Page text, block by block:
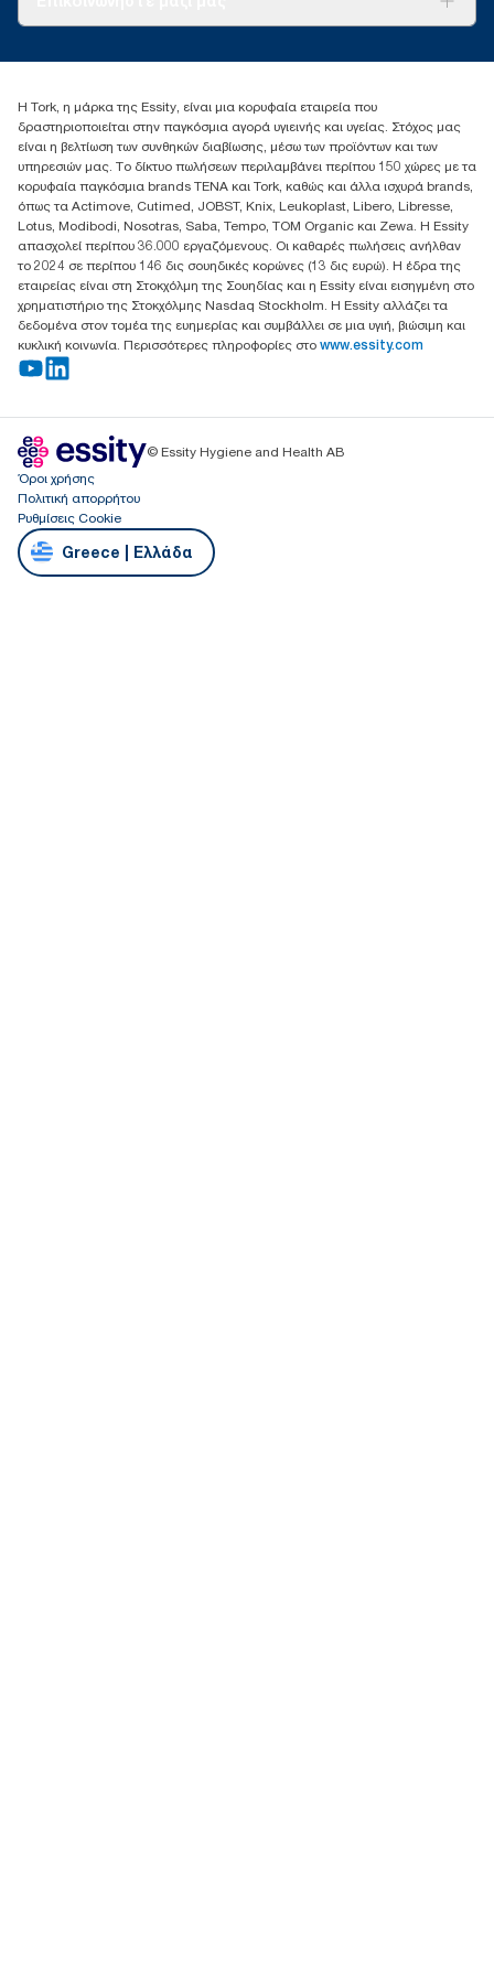
+302102705722
17th klm.National Road Athens-Lamia &2 Kalamatas
14564 N.Kifissia, Athens-Greece
Mob: +306932474930 (για Ελλάδα & Κύπρο)
Η Tork, η μάρκα της Essity, είναι μια κορυφαία εταιρεία που
δραστηριοποιείται στην παγκόσμια αγορά υγιεινής και υγείας. Στόχος μας
είναι η βελτίωση των συνθηκών διαβίωσης, μέσω των προϊόντων και των
υπηρεσιών μας. Το δίκτυο πωλήσεων περιλαμβάνει περίπου 150 χώρες με τα
κορυφαία παγκόσμια brands TENA και Tork, καθώς και άλλα ισχυρά brands,
όπως τα Actimove, Cutimed, JOBST, Knix, Leukoplast, Libero, Libresse,
Lotus, Modibodi, Nosotras, Saba, Tempo, TOM Organic και Zewa. Η Essity
απασχολεί περίπου 36.000 εργαζόμενους. Οι καθαρές πωλήσεις ανήλθαν
το 2024 σε περίπου 146 δις σουηδικές κορώνες (13 δις ευρώ). Η έδρα της
εταιρείας είναι στη Στοκχόλμη της Σουηδίας και η Essity είναι εισηγμένη στο
χρηματιστήριο της Στοκχόλμης Nasdaq Stockholm. Η Essity αλλάζει τα
δεδομένα στον τομέα της ευημερίας και συμβάλλει σε μια υγιή, βιώσιμη και
κυκλική κοινωνία. Περισσότερες πληροφορίες στο www.essity.com
© Essity Hygiene and Health AB
Όροι χρήσης
Πολιτική απορρήτου
Ρυθμίσεις Cookie
Greece | Ελλάδα